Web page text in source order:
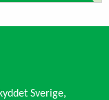
Sverige,